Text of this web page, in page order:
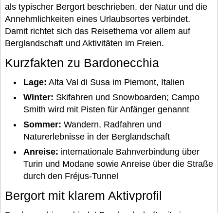
als typischer Bergort beschrieben, der Natur und die
Annehmlichkeiten eines Urlaubsortes verbindet.
Damit richtet sich das Reisethema vor allem auf
Berglandschaft und Aktivitäten im Freien.
Kurzfakten zu Bardonecchia
Lage: Alta Val di Susa im Piemont, Italien
Winter: Skifahren und Snowboarden; Campo
Smith wird mit Pisten für Anfänger genannt
Sommer: Wandern, Radfahren und
Naturerlebnisse in der Berglandschaft
Anreise: internationale Bahnverbindung über
Turin und Modane sowie Anreise über die Straße
durch den Fréjus-Tunnel
Bergort mit klarem Aktivprofil